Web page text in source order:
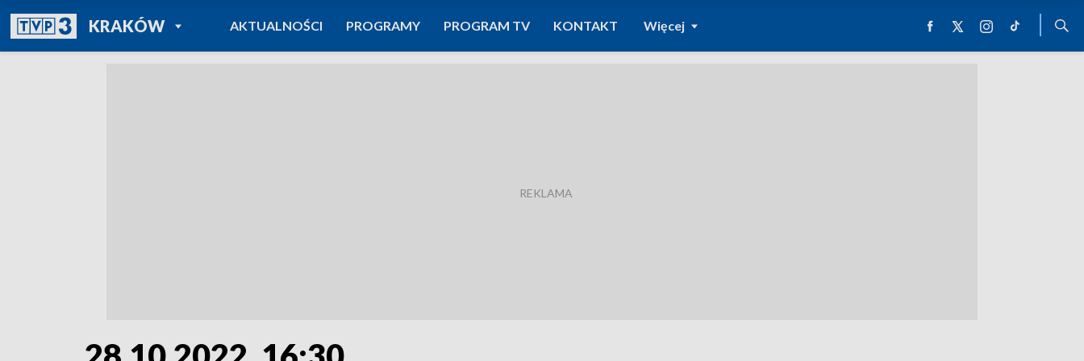
KRAKÓWPOWRÓT DO
TVP REGIONY
AKTUALNOŚCI PROGRAMY PROGRAM TV KONTAKT Więcej